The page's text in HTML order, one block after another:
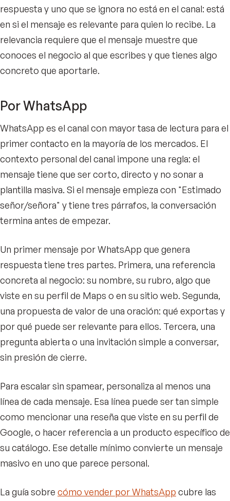
respuesta y uno que se ignora no está en el canal: está
en si el mensaje es relevante para quien lo recibe. La
relevancia requiere que el mensaje muestre que
conoces el negocio al que escribes y que tienes algo
concreto que aportarle.
Por WhatsApp
WhatsApp es el canal con mayor tasa de lectura para el
primer contacto en la mayoría de los mercados. El
contexto personal del canal impone una regla: el
mensaje tiene que ser corto, directo y no sonar a
plantilla masiva. Si el mensaje empieza con "Estimado
señor/señora" y tiene tres párrafos, la conversación
termina antes de empezar.
Un primer mensaje por WhatsApp que genera
respuesta tiene tres partes. Primera, una referencia
concreta al negocio: su nombre, su rubro, algo que
viste en su perfil de Maps o en su sitio web. Segunda,
una propuesta de valor de una oración: qué exportas y
por qué puede ser relevante para ellos. Tercera, una
pregunta abierta o una invitación simple a conversar,
sin presión de cierre.
Para escalar sin spamear, personaliza al menos una
línea de cada mensaje. Esa línea puede ser tan simple
como mencionar una reseña que viste en su perfil de
Google, o hacer referencia a un producto específico de
su catálogo. Ese detalle mínimo convierte un mensaje
masivo en uno que parece personal.
La guía sobre cómo vender por WhatsApp cubre las